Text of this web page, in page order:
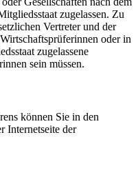
zugelassen. Zu
Vertreter und der
oder in
zugelassene
sein müssen.
können Sie in den
Internetseite der